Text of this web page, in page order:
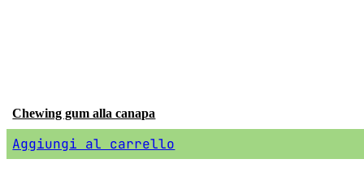
Chewing gum alla canapa
Aggiungi al carrello